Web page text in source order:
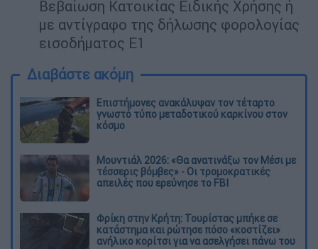
Βεβαίωση Κατοικίας Ειδικής Χρήσης ή
με αντίγραφο της δήλωσης φορολογίας
εισοδήματος Ε1
Διαβάστε ακόμη
Επιστήμονες ανακάλυψαν τον τέταρτο
γνωστό τύπο μεταδοτικού καρκίνου στον
κόσμο
Μουντιάλ 2026: «Θα ανατινάξω τον Μέσι με
τέσσερις βόμβες» - Οι τρομοκρατικές
απειλές που ερεύνησε το FBI
Φρίκη στην Κρήτη: Τουρίστας μπήκε σε
κατάστημα και ρώτησε πόσο «κοστίζει»
ανήλικο κορίτσι για να ασελγήσει πάνω του